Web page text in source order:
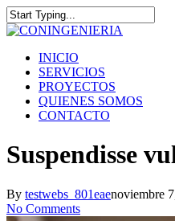
Skip
to
content
Close
Menu
INICIO
SERVICIOS
PROYECTOS
QUIENES SOMOS
CONTACTO
Suspendisse
By testwebs_801eaenoviembre
No Comments